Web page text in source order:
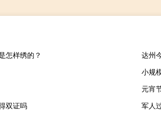
怎样绣的？
达州
小规
元宵
双证吗
军人